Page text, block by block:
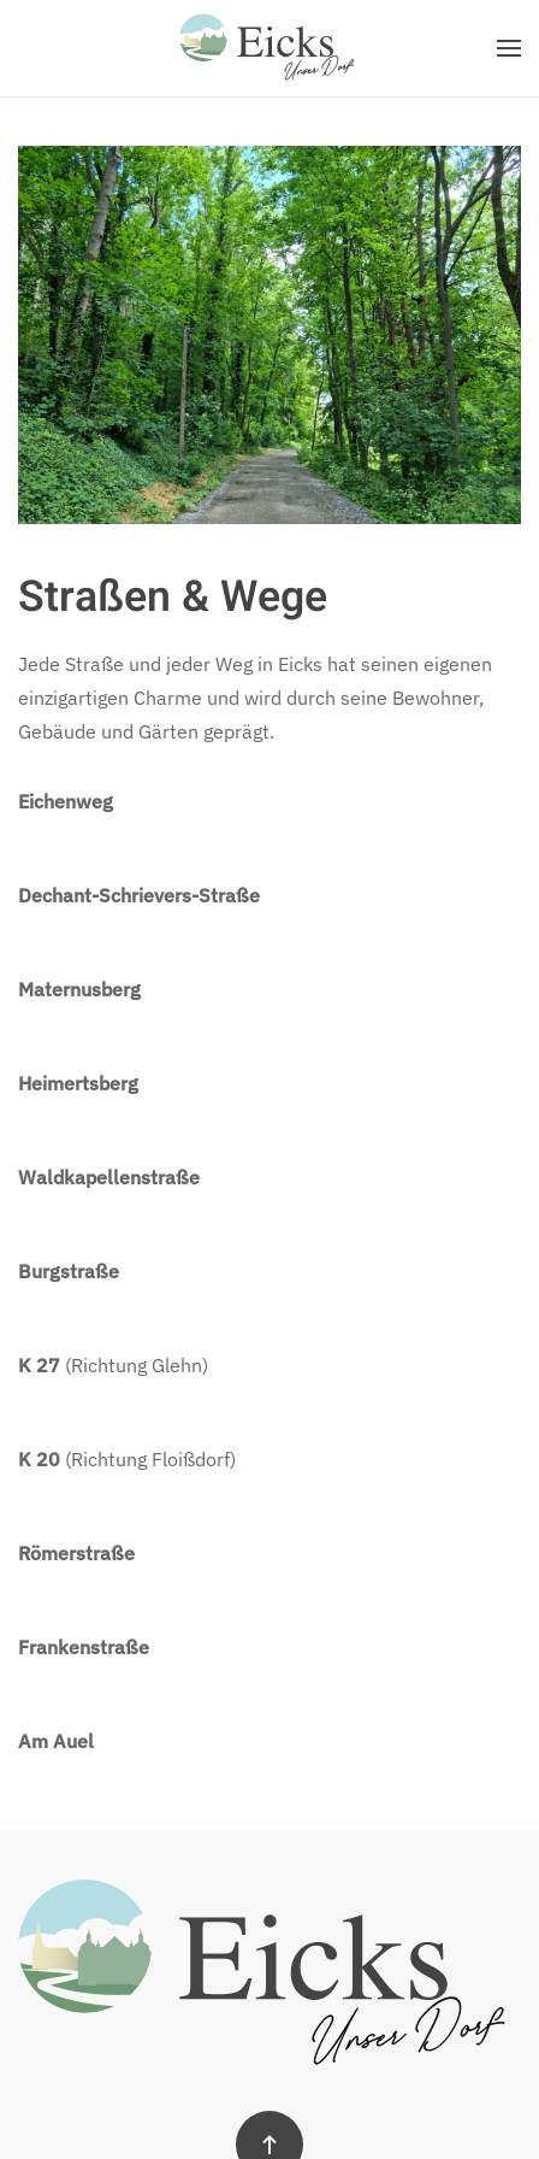
Zum Hauptinhalt springen
Straßen & Wege
Jede Straße und jeder Weg in Eicks hat seinen eigenen
einzigartigen Charme und wird durch seine Bewohner,
Gebäude und Gärten geprägt.
Eichenweg
Dechant-Schrievers-Straße
Maternusberg
Heimertsberg
Waldkapellenstraße
Burgstraße
K 27 (Richtung Glehn)
K 20 (Richtung Floißdorf)
Römerstraße
Frankenstraße
Am Auel